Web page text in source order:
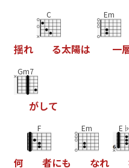
揺れ
C
る太陽は
Em
一
Gm7
がして
何
F
者にも
Em
なれ
E♭